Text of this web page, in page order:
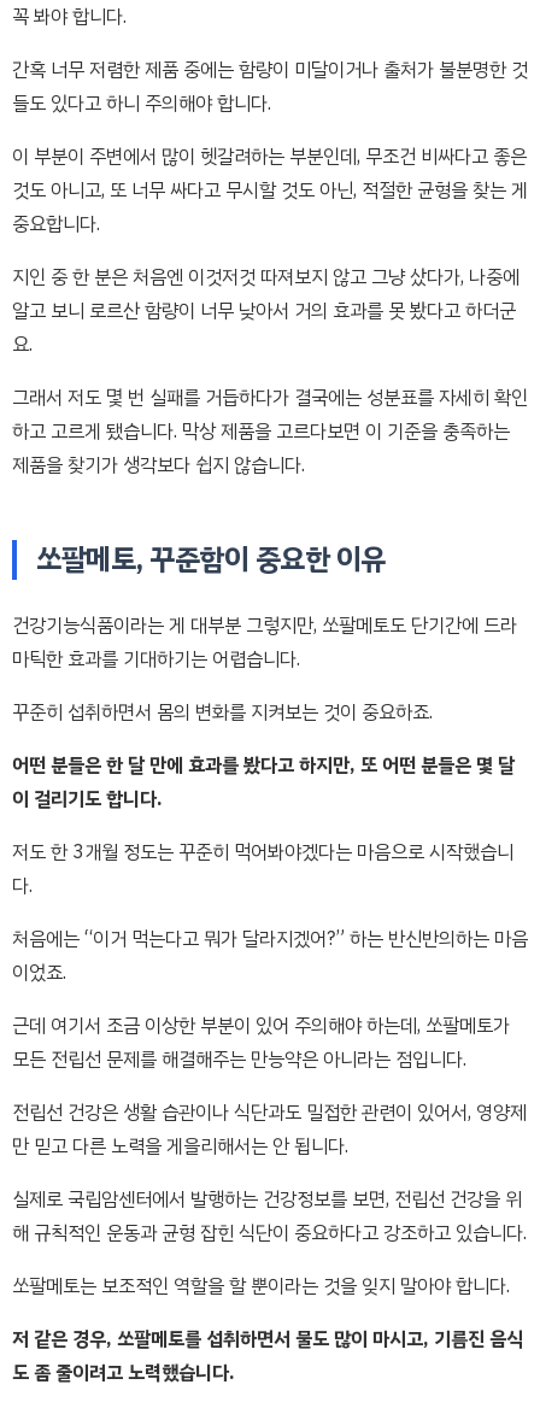
꼭 봐야 합니다.
간혹 너무 저렴한 제품 중에는 함량이 미달이거나 출처가 불분명한 것
들도 있다고 하니 주의해야 합니다.
이 부분이 주변에서 많이 헷갈려하는 부분인데, 무조건 비싸다고 좋은
것도 아니고, 또 너무 싸다고 무시할 것도 아닌, 적절한 균형을 찾는 게
중요합니다.
지인 중 한 분은 처음엔 이것저것 따져보지 않고 그냥 샀다가, 나중에
알고 보니 로르산 함량이 너무 낮아서 거의 효과를 못 봤다고 하더군
요.
그래서 저도 몇 번 실패를 거듭하다가 결국에는 성분표를 자세히 확인
하고 고르게 됐습니다. 막상 제품을 고르다보면 이 기준을 충족하는
제품을 찾기가 생각보다 쉽지 않습니다.
쏘팔메토, 꾸준함이 중요한 이유
건강기능식품이라는 게 대부분 그렇지만, 쏘팔메토도 단기간에 드라
마틱한 효과를 기대하기는 어렵습니다.
꾸준히 섭취하면서 몸의 변화를 지켜보는 것이 중요하죠.
어떤 분들은 한 달 만에 효과를 봤다고 하지만, 또 어떤 분들은 몇 달
이 걸리기도 합니다.
저도 한 3개월 정도는 꾸준히 먹어봐야겠다는 마음으로 시작했습니
다.
처음에는 “이거 먹는다고 뭐가 달라지겠어?” 하는 반신반의하는 마음
이었죠.
근데 여기서 조금 이상한 부분이 있어 주의해야 하는데, 쏘팔메토가
모든 전립선 문제를 해결해주는 만능약은 아니라는 점입니다.
전립선 건강은 생활 습관이나 식단과도 밀접한 관련이 있어서, 영양제
만 믿고 다른 노력을 게을리해서는 안 됩니다.
실제로 국립암센터에서 발행하는 건강정보를 보면, 전립선 건강을 위
해 규칙적인 운동과 균형 잡힌 식단이 중요하다고 강조하고 있습니다.
쏘팔메토는 보조적인 역할을 할 뿐이라는 것을 잊지 말아야 합니다.
저 같은 경우, 쏘팔메토를 섭취하면서 물도 많이 마시고, 기름진 음식
도 좀 줄이려고 노력했습니다.